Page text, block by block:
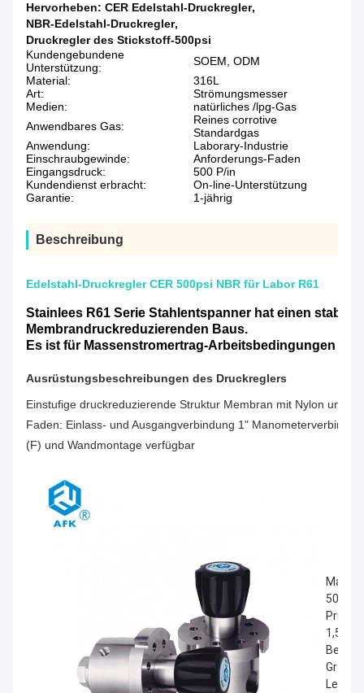
Hervorheben: CER Edelstahl-Druckregler,
NBR-Edelstahl-Druckregler,
Druckregler des Stickstoff-500psi
Kundengebundene
Unterstützung:
SOEM, ODM
Material:
316L
Art:
Strömungsmesser
Medien:
natürliches /lpg-Gas
Anwendbares Gas:
Reines corrotive
Standardgas
Anwendung:
Laborary-Industrie
Einschraubgewinde:
Anforderungs-Faden
Eingangsdruck:
500 P/in
Kundendienst erbracht:
On-line-Unterstützung
Garantie:
1-jährig
Beschreibung
Edelstahl-Druckregler CER 500psi NBR für Labor R61
Stainlees R61 Serie Stahlentspanner hat einen
Membrandruckreduzierenden Baus.
Es ist für Massenstromertrag-Arbeitsbedingungen
Ausrüstungsbeschreibungen des Druckreglers
Einstufige druckreduzierende Struktur Membran mit Nylon und
Faden: Einlass- und Ausgangverbindung 1"
(F) und Wandmontage verfügbar
Grads